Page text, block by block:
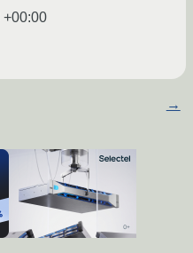
+00:00
→